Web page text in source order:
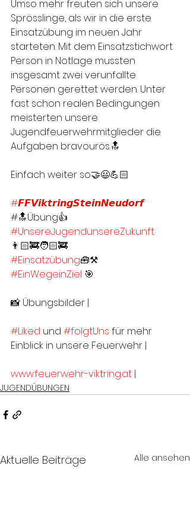
Umso mehr freuten sich unsere
Sprösslinge, als wir in die erste
Einsatzübung im neuen Jahr
starteten. Mit dem Einsatzstichwort
Person in Notlage mussten
insgesamt zwei verunfallte
Personen gerettet werden. Unter
fast schon realen Bedingungen
meisterten unsere
Jugendfeuerwehrmitglieder die
Aufgaben bravourös.🔝
Einfach weiter so🤝😃💪🏻
#𝙁𝙁𝙑𝙞𝙠𝙩𝙧𝙞𝙣𝙜𝙎𝙩𝙚𝙞𝙣𝙉𝙚𝙪𝙙𝙤𝙧𝙛
#🔝Übung👍
#UnsereJugendunsereZukunft
👨🏻‍🚒🧑🏻‍🚒
#Einsatzübung🧰⚒
#EinWegeinZiel 🎯
📸 Übungsbilder |
#Liked und #folgtUns für mehr
Einblick in unsere Feuerwehr |
www.feuerwehr-viktring.at |
JUGENDÜBUNGEN
Aktuelle Beiträge Alle ansehen